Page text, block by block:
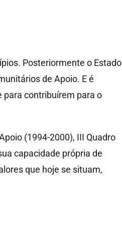
Posteriormente o Estado
de Apoio. E é
contribuírem para o
(1994-2000), III Quadro
capacidade própria de
que hoje se situam,